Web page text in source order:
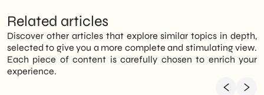
Related articles
Discover other articles that explore similar topics in depth,
selected to give you a more complete and stimulating view.
Each piece of content is carefully chosen to enrich your
experience.